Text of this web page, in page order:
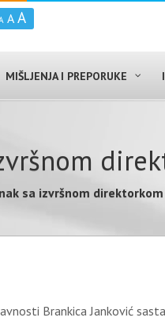
A A
MIŠLJENJA I PREPORUKE
sa izvršnom
Brankica Janković